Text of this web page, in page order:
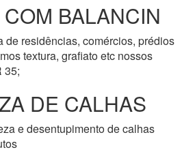
BALANCIN
de residências, comércios, prédios
textura, grafiato etc nossos
35;
DE CALHAS
e desentupimento de calhas